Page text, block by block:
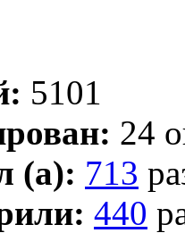
5101
24
(а): 713
440